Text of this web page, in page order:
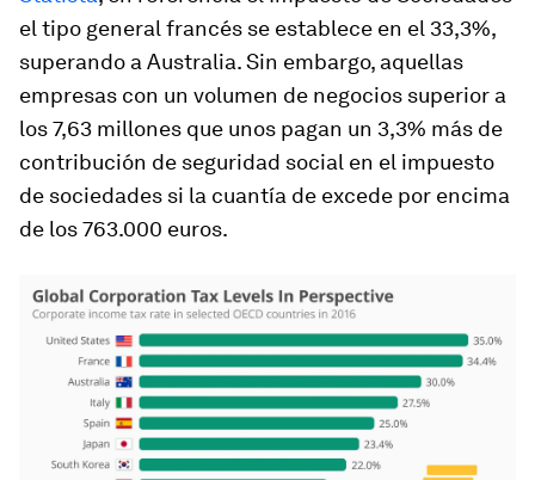
el tipo general francés se establece en el 33,3%,
superando a Australia. Sin embargo, aquellas
empresas con un volumen de negocios superior a
los 7,63 millones que unos pagan un 3,3% más de
contribución de seguridad social en el impuesto
de sociedades si la cuantía de excede por encima
de los 763.000 euros.